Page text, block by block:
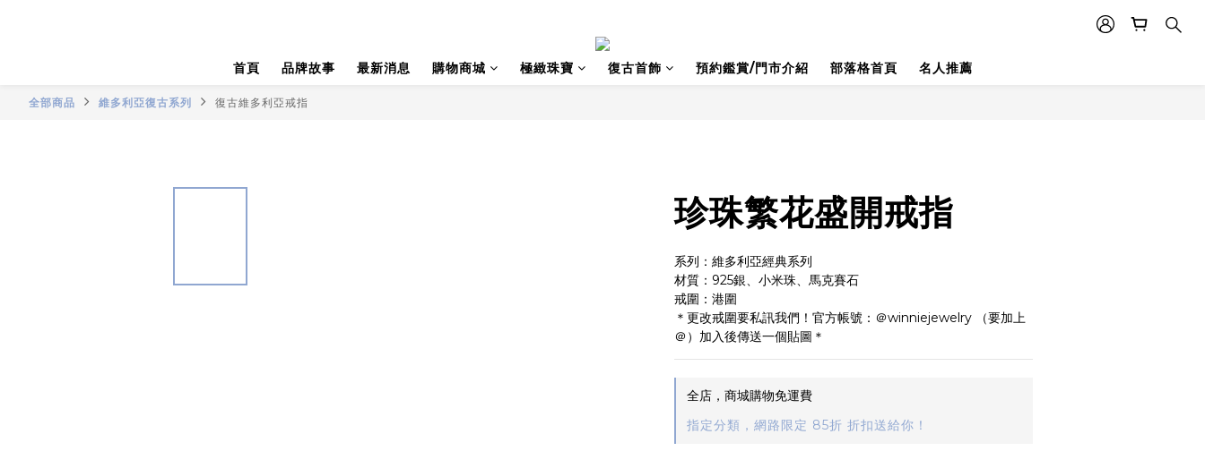
首頁 品牌故事 最新消息 購物商城 極緻珠寶 復古首飾 預約鑑賞/門市介紹 部落格首頁 名人推薦
全部商品 維多利亞復古系列 復古維多利亞戒指
珍珠繁花盛開戒指
系列：維多利亞經典系列
材質：925銀、小米珠、馬克賽石
戒圍：港圍
＊更改戒圍要私訊我們！官方帳號：＠winniejewelry （要加上
＠）加入後傳送一個貼圖＊
全店，商城購物免運費
指定分類，網路限定 85折 折扣送給你！